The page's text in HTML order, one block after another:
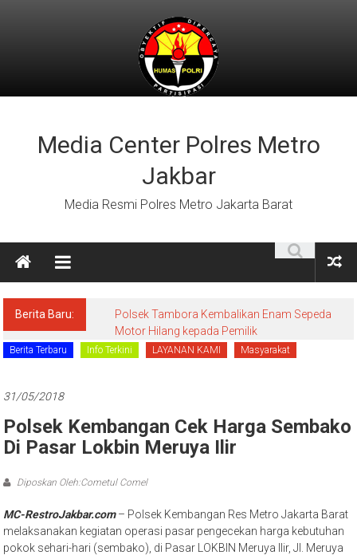
Media Center Polres Metro
Jakbar
Media Resmi Polres Metro Jakarta Barat
Berita Baru:
Polsek Tambora Kembalikan Enam Sepeda
Motor Hilang kepada Pemilik
Berita Terbaru Info Terkini LAYANAN KAMI Masyarakat
31/05/2018
Polsek Kembangan Cek Harga Sembako
Di Pasar Lokbin Meruya Ilir
Diposkan Oleh:Cometul Comel
MC-RestroJakbar.com– Polsek Kembangan Res Metro Jakarta Barat
melaksanakan kegiatan operasi pasar pengecekan harga kebutuhan
pokok sehari-hari (sembako), di Pasar LOKBIN Meruya Ilir, Jl. Meruya